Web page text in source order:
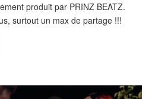
produit par PRINZ BEATZ.
surtout un max de partage !!!